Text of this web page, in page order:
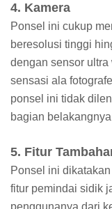
4. Kamera
Ponsel ini cukup
beresolusi tinggi
dengan sensor
sensasi ala
ponsel ini tidak
bagian
5. Fitur
Ponsel ini
fitur pemindai sidik